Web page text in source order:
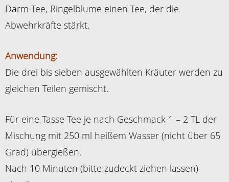
Darm-Tee, Ringelblume einen Tee, der die
Abwehrkräfte stärkt.
Anwendung:
Die drei bis sieben ausgewählten Kräuter werden zu
gleichen Teilen gemischt.
Für eine Tasse Tee je nach Geschmack 1 – 2 TL der
Mischung mit 250 ml heißem Wasser (nicht über 65
Grad) übergießen.
Nach 10 Minuten (bitte zudeckt ziehen lassen)